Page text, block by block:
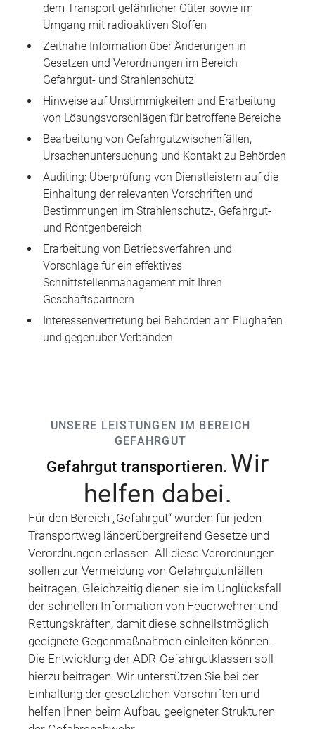
dem Transport gefährlicher Güter sowie im
Umgang mit radioaktiven Stoffen
Zeitnahe Information über Änderungen in
Gesetzen und Verordnungen im Bereich
Gefahrgut- und Strahlenschutz
Hinweise auf Unstimmigkeiten und Erarbeitung
von Lösungsvorschlägen für betroffene Bereiche
Bearbeitung von Gefahrgutzwischenfällen,
Ursachenuntersuchung und Kontakt zu Behörden
Auditing: Überprüfung von Dienstleistern auf die
Einhaltung der relevanten Vorschriften und
Bestimmungen im Strahlenschutz-, Gefahrgut-
und Röntgenbereich
Erarbeitung von Betriebsverfahren und
Vorschläge für ein effektives
Schnittstellenmanagement mit Ihren
Geschäftspartnern
Interessenvertretung bei Behörden am Flughafen
und gegenüber Verbänden
UNSERE LEISTUNGEN IM BEREICH
GEFAHRGUT
Gefahrgut transportieren. Wir
helfen dabei.
Für den Bereich „Gefahrgut“ wurden für jeden
Transportweg länderübergreifend Gesetze und
Verordnungen erlassen. All diese Verordnungen
sollen zur Vermeidung von Gefahrgutunfällen
beitragen. Gleichzeitig dienen sie im Unglücksfall
der schnellen Information von Feuerwehren und
Rettungskräften, damit diese schnellstmöglich
geeignete Gegenmaßnahmen einleiten können.
Die Entwicklung der ADR-Gefahrgutklassen soll
hierzu beitragen. Wir unterstützen Sie bei der
Einhaltung der gesetzlichen Vorschriften und
helfen Ihnen beim Aufbau geeigneter Strukturen